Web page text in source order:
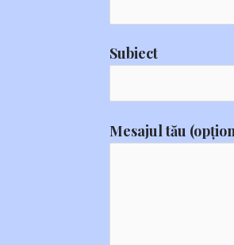
Subiect
Mesajul tău